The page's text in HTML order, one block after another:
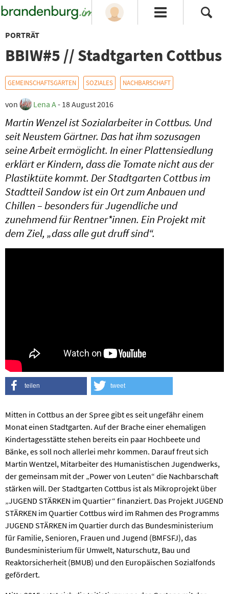
PORTRÄT
BBIW#5 // Stadtgarten Cottbus
GEMEINSCHAFTSGÄRTEN SOZIALES NACHBARSCHAFT
von Lena A- 18 August 2016
Martin Wenzel ist Sozialarbeiter in Cottbus. Und
seit Neustem Gärtner. Das hat ihm sozusagen
seine Arbeit ermöglicht. In einer Plattensiedlung
erklärt er Kindern, dass die Tomate nicht aus der
Plastiktüte kommt. Der Stadtgarten Cottbus im
Stadtteil Sandow ist ein Ort zum Anbauen und
Chillen – besonders für Jugendliche und
zunehmend für Rentner*innen. Ein Projekt mit
dem Ziel, „dass alle gut druff sind“.
teilen tweet
Mitten in Cottbus an der Spree gibt es seit ungefähr einem
Monat einen Stadtgarten. Auf der Brache einer ehemaligen
Kindertagesstätte stehen bereits ein paar Hochbeete und
Bänke, es soll noch allerlei mehr kommen. Darauf freut sich
Martin Wentzel, Mitarbeiter des Humanistischen Jugendwerks,
der gemeinsam mit der „Power von Leuten“ die Nachbarschaft
stärken will. Der Stadtgarten Cottbus ist als Mikroprojekt über
„JUGEND STÄRKEN im Quartier“ finanziert. Das Projekt JUGEND
STÄRKEN im Quartier Cottbus wird im Rahmen des Programms
JUGEND STÄRKEN im Quartier durch das Bundesministerium
für Familie, Senioren, Frauen und Jugend (BMFSFJ), das
Bundesministerium für Umwelt, Naturschutz, Bau und
Reaktorsicherheit (BMUB) und den Europäischen Sozialfonds
gefördert.